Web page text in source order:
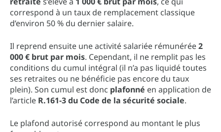
correspond à un taux de remplacement classique
d’environ 50 % du dernier salaire.
Il reprend ensuite une activité salariée rémunérée2
000 € brut par mois. Cependant, il ne remplit pas les
conditions du cumul intégral (il n’a pas liquidé toutes
ses retraites ou ne bénéficie pas encore du taux
plein). Son cumul est donc plafonné en application de
l’article R.161-3 du Code de la sécurité sociale.
Le plafond autorisé correspond au montant le plus